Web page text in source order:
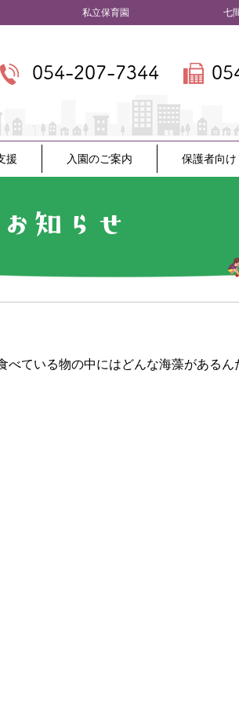
私立保育園 七間町
054-207-7344
援 入園のご案内 保護者向け
お知らせ
べている物の中にはどんな海藻があるん